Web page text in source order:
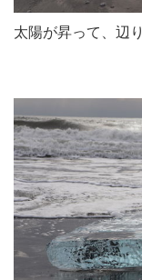
太陽が昇って、辺